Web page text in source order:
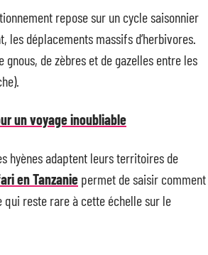
repose sur un cycle saisonnier
déplacements massifs d’herbivores.
gnous, de zèbres et de gazelles entre les
un voyage inoubliable
hyènes adaptent leurs territoires de
en Tanzanie permet de saisir comment
qui reste rare à cette échelle sur le